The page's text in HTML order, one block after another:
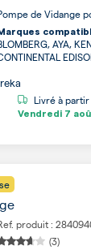
de Vidange
AYA,
Livré à partir
Vendredi 7
produit :
(3)